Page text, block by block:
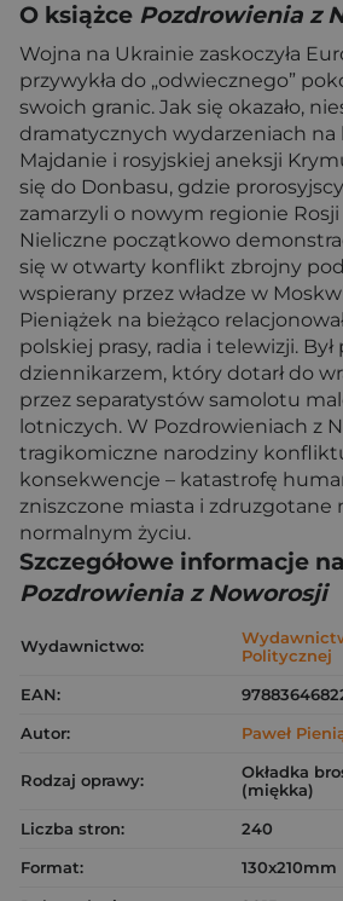
O książce Pozdrowienia z
Wojna na Ukrainie zaskoczyła
przywykła do „odwiecznego”
swoich granic. Jak się okazało,
dramatycznych wydarzeniach
Majdanie i rosyjskiej aneksji
się do Donbasu, gdzie
zamarzyli o nowym regionie Rosji
Nieliczne początkowo
się w otwarty konflikt zbrojny
wspierany przez władze w
Pieniążek na bieżąco
polskiej prasy, radia i telewizji.
dziennikarzem, który dotarł do
przez separatystów samolotu
lotniczych. W Pozdrowieniach z
tragikomiczne narodziny
konsekwencje – katastrofę
zniszczone miasta i zdruzgotane
normalnym życiu.
Szczegółowe informacje
Pozdrowienia z Noworosji
Wydawnictwo:
Politycznej
EAN:
Autor:
Paweł
Rodzaj oprawy:
Okładka
(miękka)
Liczba stron:
240
Format:
130x210mm